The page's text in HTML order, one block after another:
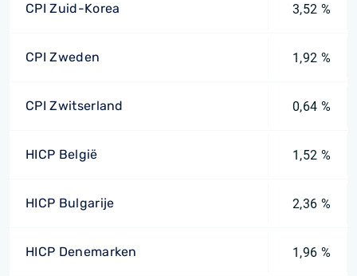
CPI Zuid-Korea 3,52 %
CPI Zweden 1,92 %
CPI Zwitserland 0,64 %
HICP België 1,52 %
HICP Bulgarije 2,36 %
HICP Denemarken 1,96 %